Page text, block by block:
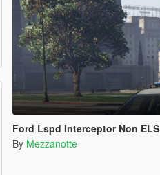
Ford Lspd Interceptor Non ELS
By Mezzanotte